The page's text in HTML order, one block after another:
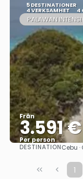
5 DESTINATIONER
4 VERKSAMHET 4
PALAWAN
Från
3.591 €
Per person
DESTINATIONCebu ·
1